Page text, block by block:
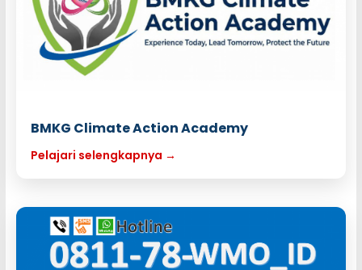
BMKG Climate Action Academy
Pelajari selengkapnya →